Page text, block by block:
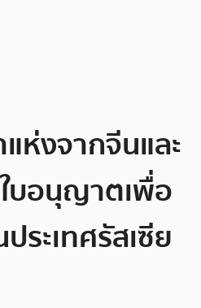
ห่งจากจีนและ
บอนุญาตเพื่อ
ระเทศรัสเซีย